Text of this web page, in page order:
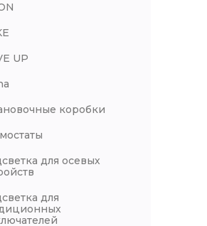
UP
коробки
для осевых
для